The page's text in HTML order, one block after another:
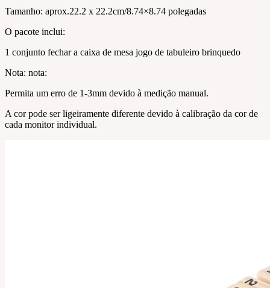
Tamanho: aprox.22.2 x 22.2cm/8.74×8.74 polegadas
O pacote inclui:
1 conjunto fechar a caixa de mesa jogo de tabuleiro brinquedo
Nota: nota:
Permita um erro de 1-3mm devido à medição manual.
A cor pode ser ligeiramente diferente devido à calibração da cor de
cada monitor individual.